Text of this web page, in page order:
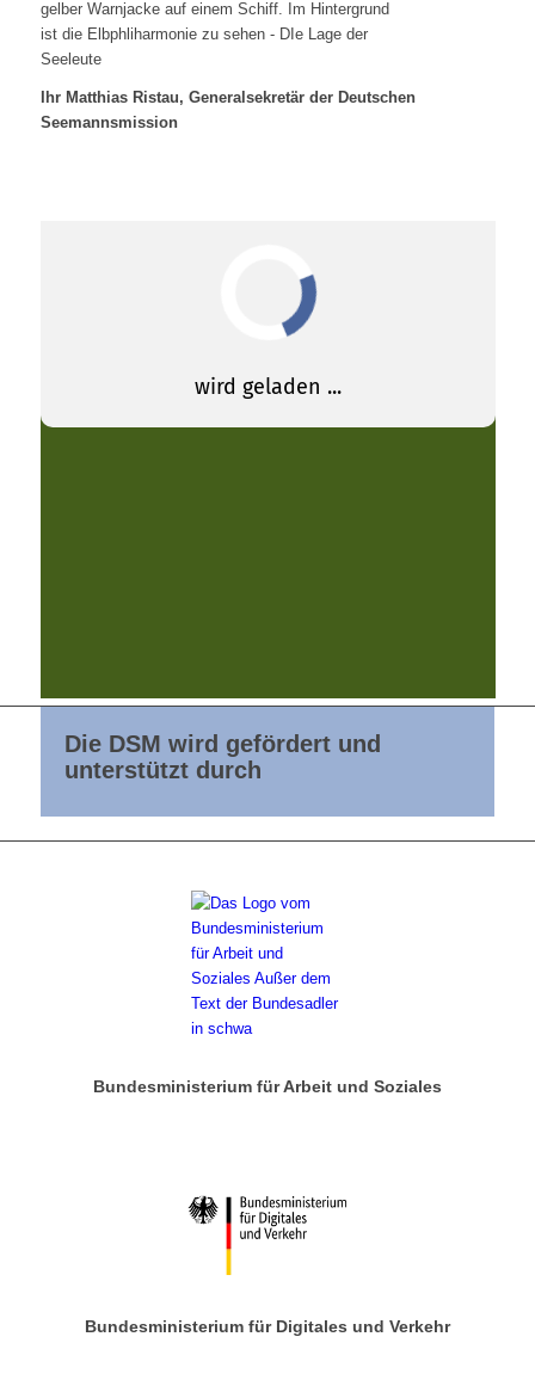
Ihr Matthias Ristau, Generalsekretär der Deutschen
Seemannsmission
Die DSM wird gefördert und
unterstützt durch
Bundesministerium für Arbeit und Soziales
Bundesministerium für Digitales und Verkehr